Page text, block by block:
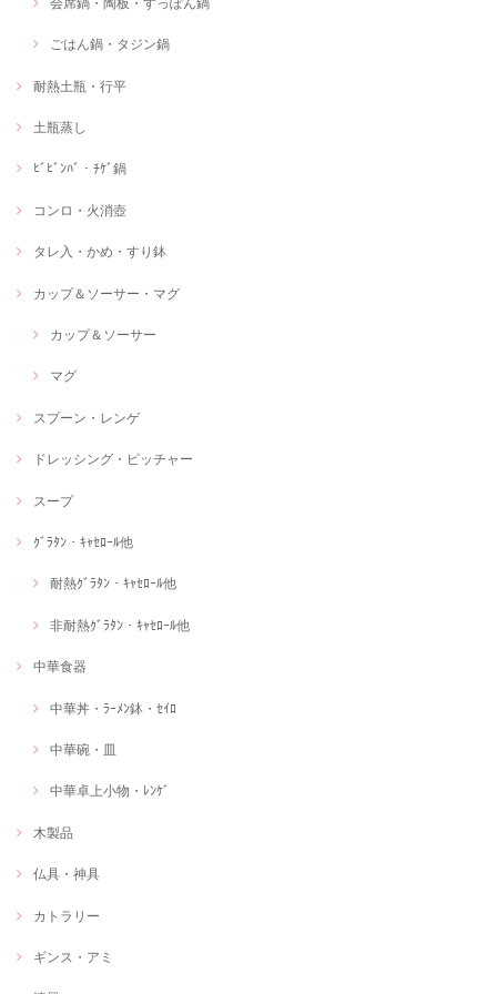
ごはん鍋・タジン鍋
耐熱土瓶・行平
土瓶蒸し
ﾋﾞﾋﾞﾝﾊﾞ・ﾁｹﾞ鍋
コンロ・火消壺
タレ入・かめ・すり鉢
カップ＆ソーサー・マグ
カップ＆ソーサー
マグ
スプーン・レンゲ
ドレッシング・ピッチャー
スープ
ｸﾞﾗﾀﾝ・ｷｬｾﾛｰﾙ他
耐熱ｸﾞﾗﾀﾝ・ｷｬｾﾛｰﾙ他
非耐熱ｸﾞﾗﾀﾝ・ｷｬｾﾛｰﾙ他
中華食器
中華丼・ﾗｰﾒﾝ鉢・ｾｲﾛ
中華碗・皿
中華卓上小物・ﾚﾝｹﾞ
木製品
仏具・神具
カトラリー
ギンス・アミ